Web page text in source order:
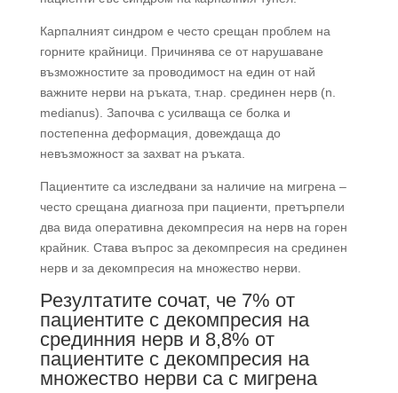
Карпалният синдром е често срещан проблем на
горните крайници. Причинява се от нарушаване
възможностите за проводимост на един от най
важните нерви на ръката, т.нар. срединен нерв (n.
medianus). Започва с усилваща се болка и
постепенна деформация, довеждаща до
невъзможност за захват на ръката.
Пациентите са изследвани за наличие на мигрена –
често срещана диагноза при пациенти, претърпели
два вида оперативна декомпресия на нерв на горен
крайник. Става въпрос за декомпресия на срединен
нерв и за декомпресия на множество нерви.
Резултатите сочат, че 7% от
пациентите с декомпресия на
срединния нерв и 8,8% от
пациентите с декомпресия на
множество нерви са с мигрена